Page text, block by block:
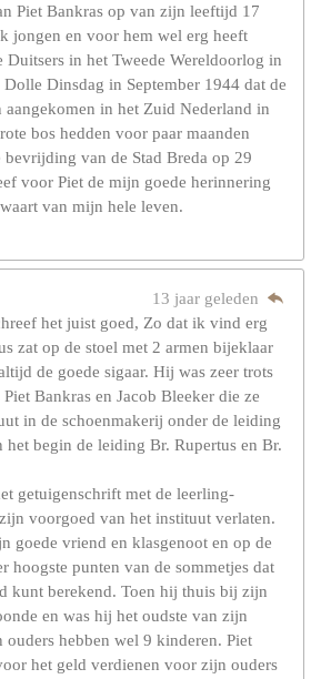
Piet Bankras op van zijn leeftijd 17
jongen en voor hem wel erg heeft
Duitsers in het Tweede Wereldoorlog in
Dinsdag in September 1944 dat de
aangekomen in het Zuid Nederland in
bos hedden voor paar maanden
van de Stad Breda op 29
voor Piet de mijn goede herinnering
van mijn hele leven.
13 jaar geleden
het juist goed, Zo dat ik vind erg
zat op de stoel met 2 armen bijeklaar
de goede sigaar. Hij was zeer trots
Bankras en Jacob Bleeker die ze
in de schoenmakerij onder de leiding
het begin de leiding Br. Rupertus en Br.
getuigenschrift met de leerling-
voorgoed van het instituut verlaten.
goede vriend en klasgenoot en op de
hoogste punten van de sommetjes dat
kunt berekend. Toen hij thuis bij zijn
en was hij het oudste van zijn
ouders hebben wel 9 kinderen. Piet
het geld verdienen voor zijn ouders